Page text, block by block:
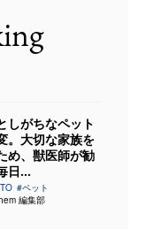
しがちなペット
。大切な家族を
め、獣医師が勧
日...
#ペット
編集部